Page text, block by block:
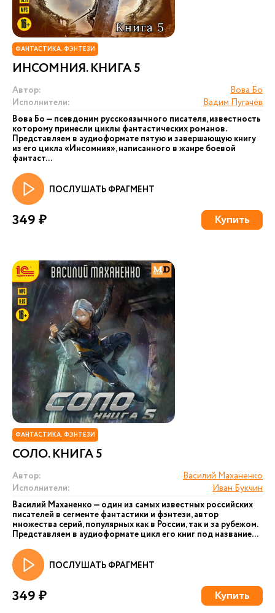
ФАНТАСТИКА. ФЭНТЕЗИ
ИНСОМНИЯ. КНИГА 5
Автор:
Вова Бо
Исполнители:
Вадим Пугачёв
Вова Бо — псевдоним русскоязычного писателя, известность
которому принесли циклы фантастических романов.
Представляем в аудиоформате пятую и завершающую книгу
из его цикла «Инсомния», написанного в жанре боевой
фантаст...
ПОСЛУШАТЬ ФРАГМЕНТ
349 ₽ Купить
ФАНТАСТИКА. ФЭНТЕЗИ
СОЛО. КНИГА 5
Автор:
Василий Маханенко
Исполнители:
Иван Букчин
Василий Маханенко — один из самых известных российских
писателей в сегменте фантастики и фэнтези, автор
множества серий, популярных как в России, так и за рубежом.
Представляем в аудиоформате цикл его книг под название...
ПОСЛУШАТЬ ФРАГМЕНТ
349 ₽ Купить